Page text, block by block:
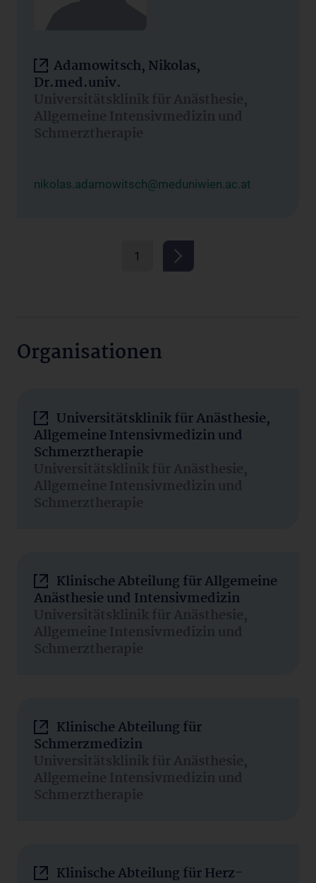
Adamowitsch, Nikolas,
Dr.med.univ.
Universitätsklinik für Anästhesie,
Allgemeine Intensivmedizin und
Schmerztherapie
nikolas.adamowitsch@meduniwien.ac.at
1
Organisationen
Universitätsklinik für Anästhesie,
Allgemeine Intensivmedizin und
Schmerztherapie
Universitätsklinik für Anästhesie,
Allgemeine Intensivmedizin und
Schmerztherapie
Klinische Abteilung für Allgemeine
Anästhesie und Intensivmedizin
Universitätsklinik für Anästhesie,
Allgemeine Intensivmedizin und
Schmerztherapie
Klinische Abteilung für
Schmerzmedizin
Universitätsklinik für Anästhesie,
Allgemeine Intensivmedizin und
Schmerztherapie
Klinische Abteilung für Herz-